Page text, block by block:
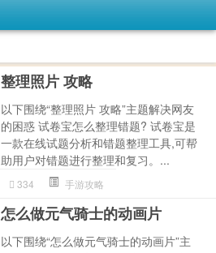
整理照片 攻略
以下围绕“整理照片 攻略”主题解决网友
的困惑 试卷宝怎么整理错题? 试卷宝是
一款在线试题分析和错题整理工具,可帮
助用户对错题进行整理和复习。...
334 手游攻略
怎么做元气骑士的动画片
以下围绕“怎么做元气骑士的动画片”主